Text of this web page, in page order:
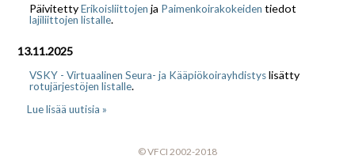
PäivitettyErikoisliittojen ja Paimenkoirakokeiden tiedot
lajiliittojen listalle.
13.11.2025
VSKY - Virtuaalinen Seura- ja Kääpiökoirayhdistyslisätty
rotujärjestöjen listalle.
Lue lisää uutisia »
© VFCI 2002-2018